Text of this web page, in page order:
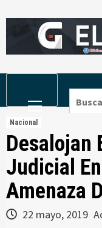
to
Menu
Nacional
Desalojan
Judicial
Amenaza
22 mayo, 2019